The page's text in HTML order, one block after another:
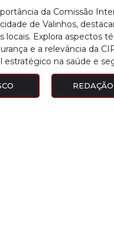
da Comissão
de Valinhos,
locais. Explora aspectos
e a relevância da
estratégico na saúde e